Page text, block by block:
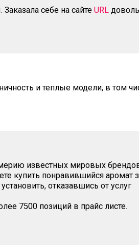
себе на сайте URL
и теплые модели, в том
известных мировых
купить понравившийся аромат
отказавшись от услуг
7500 позиций в прайс листе.